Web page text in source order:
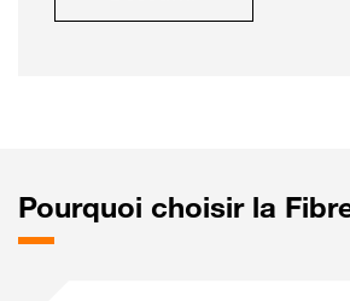
Pourquoi choisir la